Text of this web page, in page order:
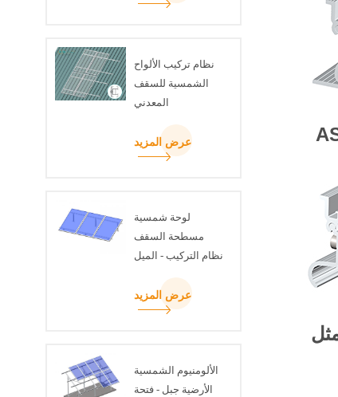
نظام تركيب الألواح
الشمسية للسقف
المعدني
عرض المزيد
لوحة شمسية
مسطحة السقف
نظام التركيب - الميل
عرض المزيد
الألومنيوم الشمسية
الأرضية جبل - فتحة